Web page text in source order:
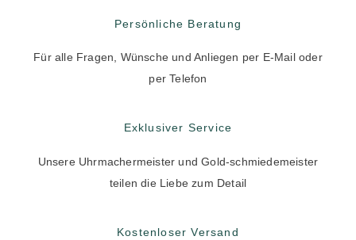
Persönliche Beratung
Für alle Fragen, Wünsche und Anliegen per E-Mail oder
per Telefon
Exklusiver Service
Unsere Uhrmachermeister und Gold-schmiedemeister
teilen die Liebe zum Detail
Kostenloser Versand